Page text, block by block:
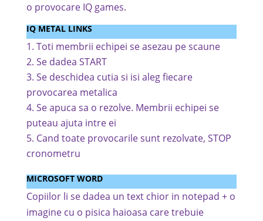
o provocare IQ games.
IQ METAL LINKS
Toti membrii echipei se asezau pe scaune
Se dadea START
Se deschidea cutia si isi aleg fiecare
provocarea metalica
Se apuca sa o rezolve. Membrii echipei se
puteau ajuta intre ei
Cand toate provocarile sunt rezolvate, STOP
cronometru
MICROSOFT WORD
Copiilor li se dadea un text chior in notepad + o
imagine cu o pisica haioasa care trebuie